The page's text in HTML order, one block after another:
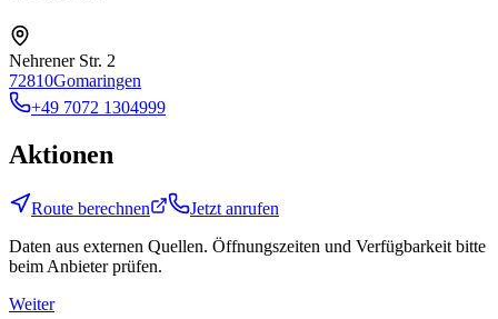
Nehrener Str. 2
72810Gomaringen
+49 7072 1304999
Aktionen
Route berechnen
Jetzt anrufen
Daten aus externen Quellen. Öffnungszeiten und Verfügbarkeit bitte
beim Anbieter prüfen.
Weiter